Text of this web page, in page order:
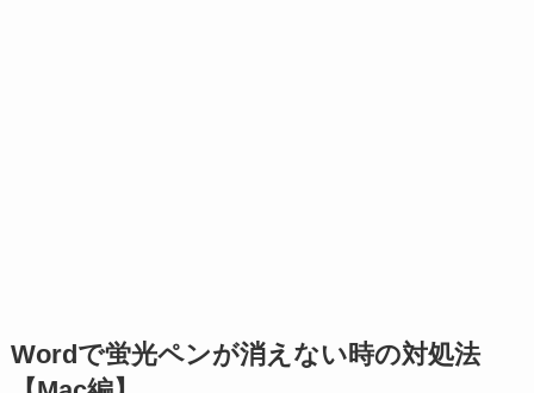
Wordで蛍光ペンが消えない時の対処法